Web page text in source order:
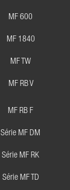
MF 600
MF 1840
MF TW
MF RB V
MF RB F
Série MF DM
Série MF RK
Série MF TD